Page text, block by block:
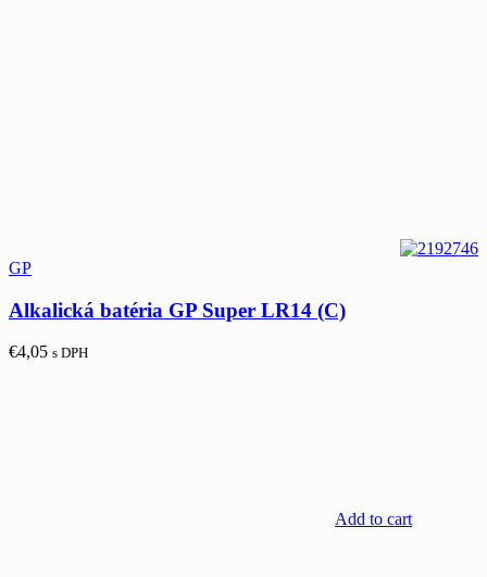
GP
Alkalická batéria GP Super LR14 (C)
€4,05 s DPH
Add to cart